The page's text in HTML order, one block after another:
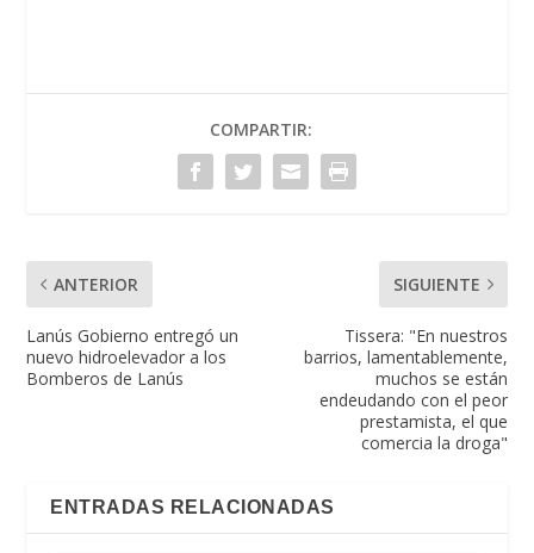
COMPARTIR:
ANTERIOR
Lanús Gobierno entregó un
nuevo hidroelevador a los
Bomberos de Lanús
SIGUIENTE
Tissera: "En nuestros
barrios, lamentablemente,
muchos se están
endeudando con el peor
prestamista, el que
comercia la droga"
ENTRADAS RELACIONADAS